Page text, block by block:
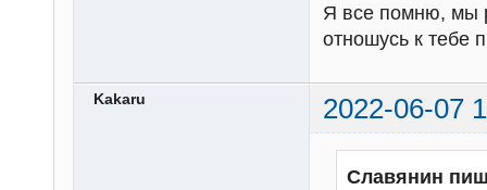
Я все помню, мы
отношусь к тебе
Kakaru 2022-06-07
Славянин